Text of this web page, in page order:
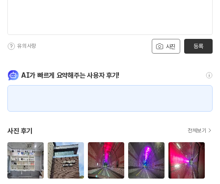
사진
유의사항 등록
AI가 빠르게 요약해주는 사용자 후기!
사진 후기 전체보기